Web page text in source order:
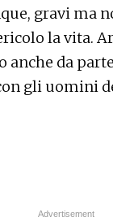
gravi ma
la vita.
anche da
gli uomini